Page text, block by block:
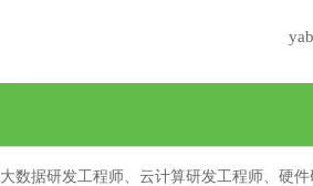
大数据研发工程师、云计算研发工程师、硬